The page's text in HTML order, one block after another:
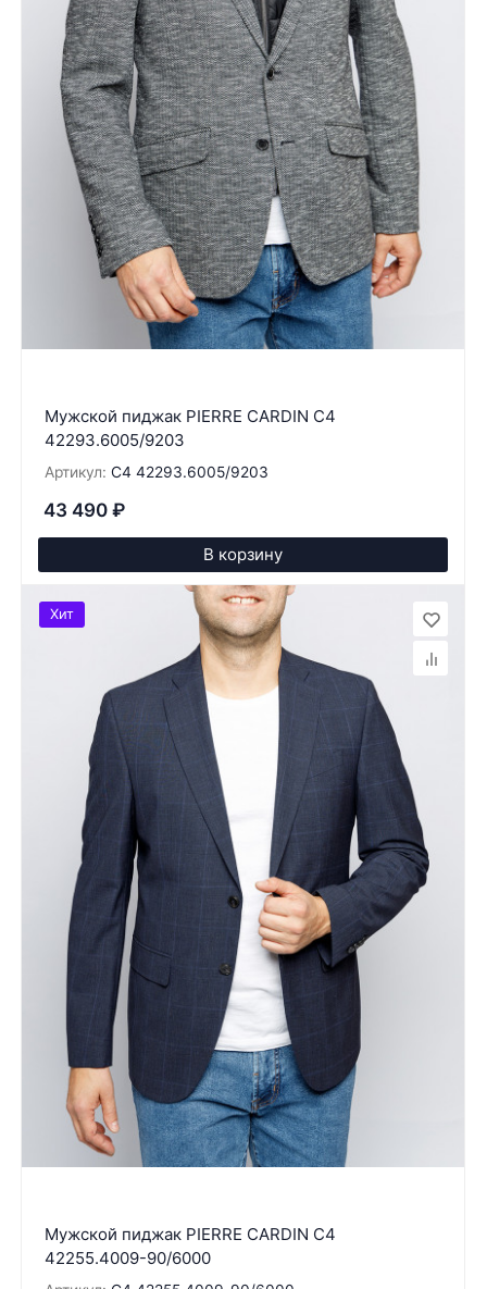
Мужской пиджак PIERRE CARDIN C4
42293.6005/9203
Артикул: C4 42293.6005/9203
43 490 ₽
В корзину
Мужской пиджак PIERRE CARDIN C4
42255.4009-90/6000
Хит